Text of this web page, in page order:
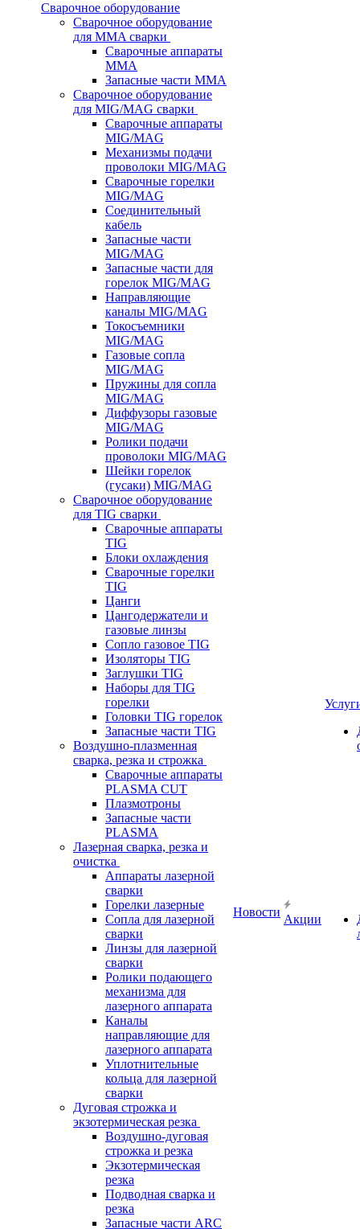
Сварочное оборудование
Сварочное оборудование
для MMA сварки
Сварочные аппараты
MMA
Запасные части MMA
Сварочное оборудование
для MIG/MAG сварки
Сварочные аппараты
MIG/MAG
Механизмы подачи
проволоки MIG/MAG
Сварочные горелки
MIG/MAG
Соединительный
кабель
Запасные части
MIG/MAG
Запасные части для
горелок MIG/MAG
Направляющие
каналы MIG/MAG
Токосъемники
MIG/MAG
Газовые сопла
MIG/MAG
Пружины для сопла
MIG/MAG
Диффузоры газовые
MIG/MAG
Ролики подачи
проволоки MIG/MAG
Шейки горелок
(гусаки) MIG/MAG
Сварочное оборудование
для TIG сварки
Сварочные аппараты
TIG
Блоки охлаждения
Сварочные горелки
TIG
Цанги
Цангодержатели и
газовые линзы
Сопло газовое TIG
Изоляторы TIG
Заглушки TIG
Наборы для TIG
горелки
Головки TIG горелок
Запасные части TIG
Воздушно-плазменная
сварка, резка и строжка
Сварочные аппараты
PLASMA CUT
Плазмотроны
Запасные части
PLASMA
Лазерная сварка, резка и
очистка
Аппараты лазерной
сварки
Горелки лазерные
Сопла для лазерной
сварки
Линзы для лазерной
сварки
Ролики подающего
механизма для
лазерного аппарата
Каналы
направляющие для
лазерного аппарата
Уплотнительные
кольца для лазерной
сварки
Дуговая строжка и
экзотермическая резка
Воздушно-дуговая
строжка и резка
Экзотермическая
резка
Подводная сварка и
резка
Запасные части ARC
Новости
Акции